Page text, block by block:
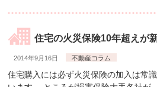
住宅の火災保険10年超えが
2014年9月16日 不動産コラム
住宅購入には必ず火災保険の加入は常